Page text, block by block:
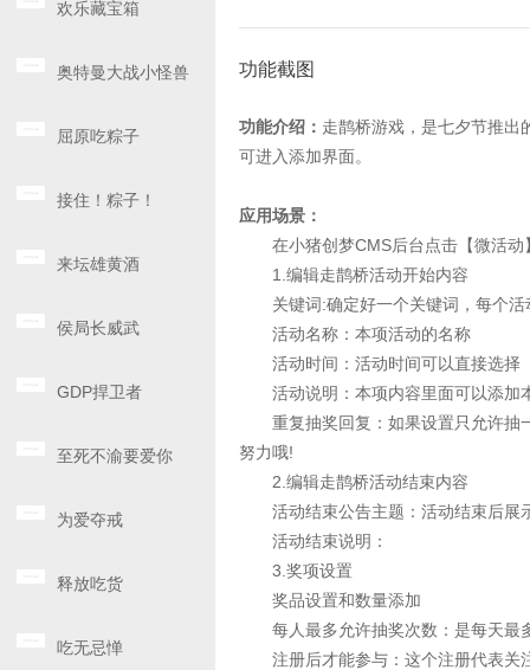
欢乐藏宝箱
奥特曼大战小怪兽
屈原吃粽子
接住！粽子！
来坛雄黄酒
侯局长威武
GDP捍卫者
至死不渝要爱你
为爱夺戒
释放吃货
吃无忌惮
功能截图
功能介绍： 走鹊桥游戏，是七夕节推出
可进入添加界面。
应用场景：
在小猪创梦CMS后台点击【微活动
1.编辑走鹊桥活动开始内容
关键词:确定好一个关键词，每个活
活动名称：本项活动的名称
活动时间：活动时间可以直接选择
活动说明：本项内容里面可以添加
重复抽奖回复：如果设置只允许抽
努力哦!
2.编辑走鹊桥活动结束内容
活动结束公告主题：活动结束后展
活动结束说明：
3.奖项设置
奖品设置和数量添加
每人最多允许抽奖次数：是每天最
注册后才能参与：这个注册代表关